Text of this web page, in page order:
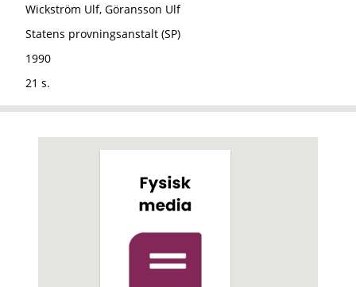
Wickström Ulf, Göransson Ulf
Statens provningsanstalt (SP)
1990
21 s.